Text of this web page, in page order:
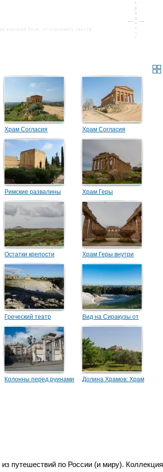
Храм Согласия
Храм Согласия
(Гармонии)
Римские развалины
возле Оратория
Фалариса
Храм Геры
Остатки крепости Храм Геры внутри
Греческий театр
Вид на Сиракузы от
греческого театра
Колонны перед руинами
Долина Храмов: Храм
из путешествий по России (и миру).